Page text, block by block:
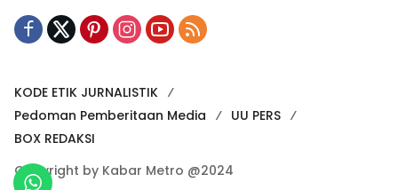
KODE ETIK JURNALISTIK
Pedoman Pemberitaan Media
UU PERS
BOX REDAKSI
Copyright by Kabar Metro @2024